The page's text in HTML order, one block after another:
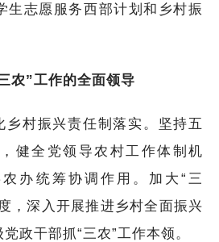
生志愿服务西部计划和乡村振
农”工作的全面领导
乡村振兴责任制落实。坚持五
健全党领导农村工作体制机
办统筹协调作用。加大“三
，深入开展推进乡村全面振兴
政干部抓“三农”工作本领。